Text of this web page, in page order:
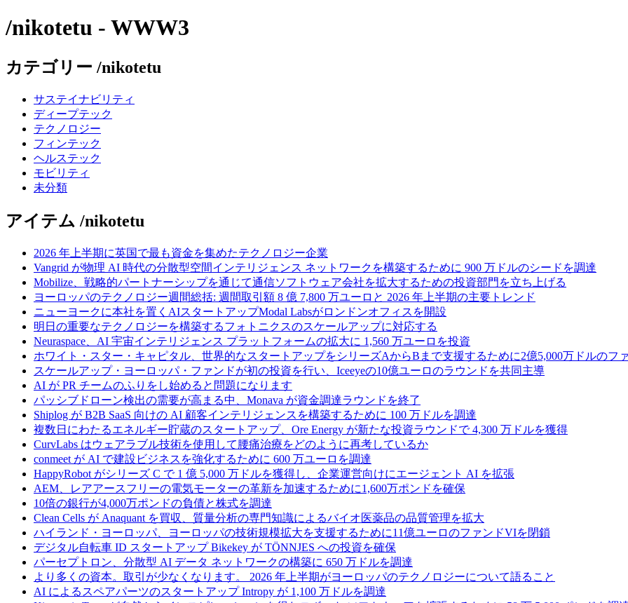
/nikotetu - WWW3
カテゴリー /nikotetu
サステイナビリティ
ディープテック
テクノロジー
フィンテック
ヘルステック
モビリティ
未分類
アイテム /nikotetu
2026 年上半期に英国で最も資金を集めたテクノロジー企業
Vangrid が物理 AI 時代の分散型空間インテリジェンス ネットワークを構築するために 900 万ドルのシードを調達
Mobilize、戦略的パートナーシップを通じて通信ソフトウェア会社を拡大するための投資部門を立ち上げる
ヨーロッパのテクノロジー週間総括: 週間取引額 8 億 7,800 万ユーロと 2026 年上半期の主要トレンド
ニューヨークに本社を置くAIスタートアップModal Labsがロンドンオフィスを開設
明日の重要なテクノロジーを構築するフォトニクスのスケールアップに対応する
Neuraspace、AI 宇宙インテリジェンス プラットフォームの拡大に 1,560 万ユーロを投資
ホワイト・スター・キャピタル、世界的なスタートアップをシリーズAからBまで支援するために2億5,000万ドルのフ
スケールアップ・ヨーロッパ・ファンドが初の投資を行い、Iceeyeの10億ユーロのラウンドを共同主導
AI が PR チームのふりをし始めると問題になります
パッシブドローン検出の需要が高まる中、Monava が資金調達ラウンドを終了
Shiplog が B2B SaaS 向けの AI 顧客インテリジェンスを構築するために 100 万ドルを調達
複数日にわたるエネルギー貯蔵のスタートアップ、Ore Energy が新たな投資ラウンドで 4,300 万ドルを獲得
CurvLabs はウェアラブル技術を使用して腰痛治療をどのように再考しているか
conmeet が AI で建設ビジネスを強化するために 600 万ユーロを調達
HappyRobot がシリーズ C で 1 億 5,000 万ドルを獲得し、企業運営向けにエージェント AI を拡張
AEM、レアアースフリーの電気モーターの革新を加速するために1,600万ポンドを確保
10倍の銀行が4,000万ポンドの負債と株式を調達
Clean Cells が Anaquant を買収、質量分析の専門知識によるバイオ医薬品の品質管理を拡大
ハイランド・ヨーロッパ、ヨーロッパの技術規模拡大を支援するために11億ユーロのファンドVIを閉鎖
デジタル自転車 ID スタートアップ Bikekey が TÖNNJES への投資を確保
パーセプトロン、分散型 AI データ ネットワークの構築に 650 万ドルを調達
より多くの資本。取引が少なくなります。 2026 年上半期がヨーロッパのテクノロジーについて語ること
AI によるスペアパーツのスタートアップ Intropy が 1,100 万ドルを調達